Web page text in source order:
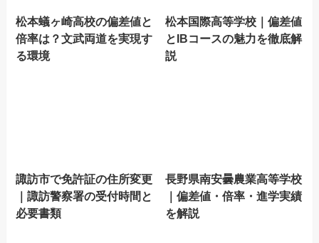
松本蟻ヶ崎高校の偏差値と
倍率は？文武両道を実現す
る環境
松本国際高等学校｜偏差値
とIBコースの魅力を徹底解
説
諏訪市で免許証の住所変更
｜諏訪警察署の受付時間と
必要書類
長野県南安曇農業高等学校
｜偏差値・倍率・進学実績
を解説